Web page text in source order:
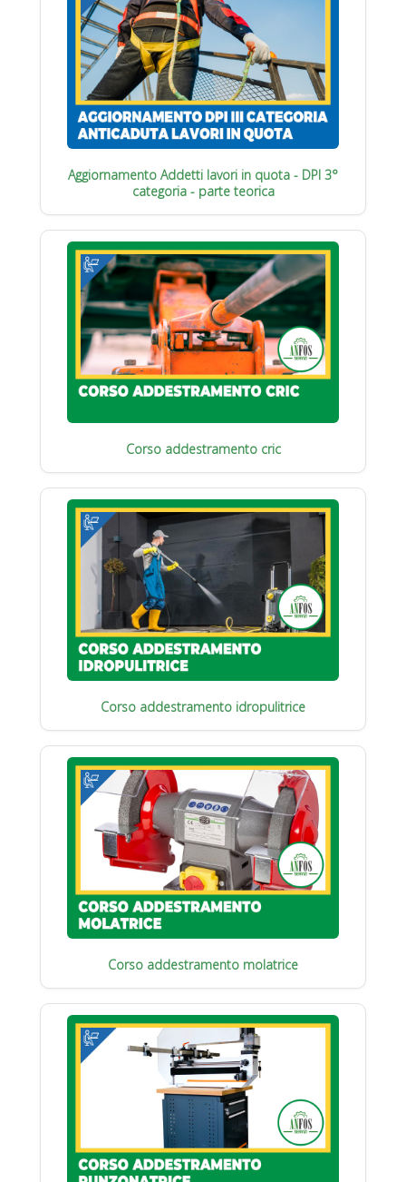
Aggiornamento Addetti lavori in quota - DPI 3°
categoria - parte teorica
Corso addestramento cric
Corso addestramento idropulitrice
Corso addestramento molatrice